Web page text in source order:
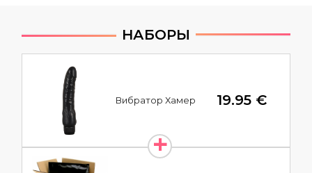
НАБОРЫ
Вибратор Хамер 19.95 €